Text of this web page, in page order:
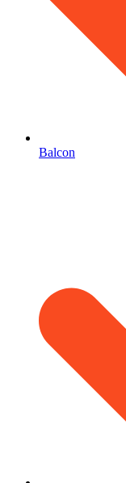
Balcon